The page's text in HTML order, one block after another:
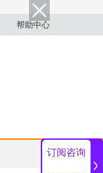
帮助中心
订阅咨询